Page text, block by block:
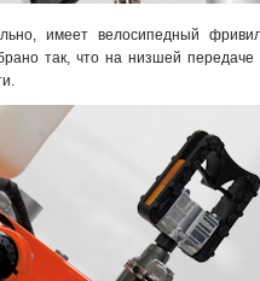
имеет велосипедный
так, что на низшей